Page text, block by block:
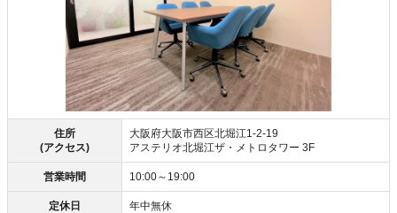
住所
(アクセス)
大阪府大阪市西区北堀江1-2-19
アステリオ北堀江ザ・メトロタワー 3F
営業時間 10:00～19:00
定休日 年中無休